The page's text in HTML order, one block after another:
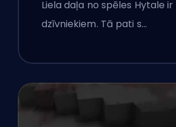
Liela daļa no spēles Hytale
dzīvniekiem. Tā pati s…